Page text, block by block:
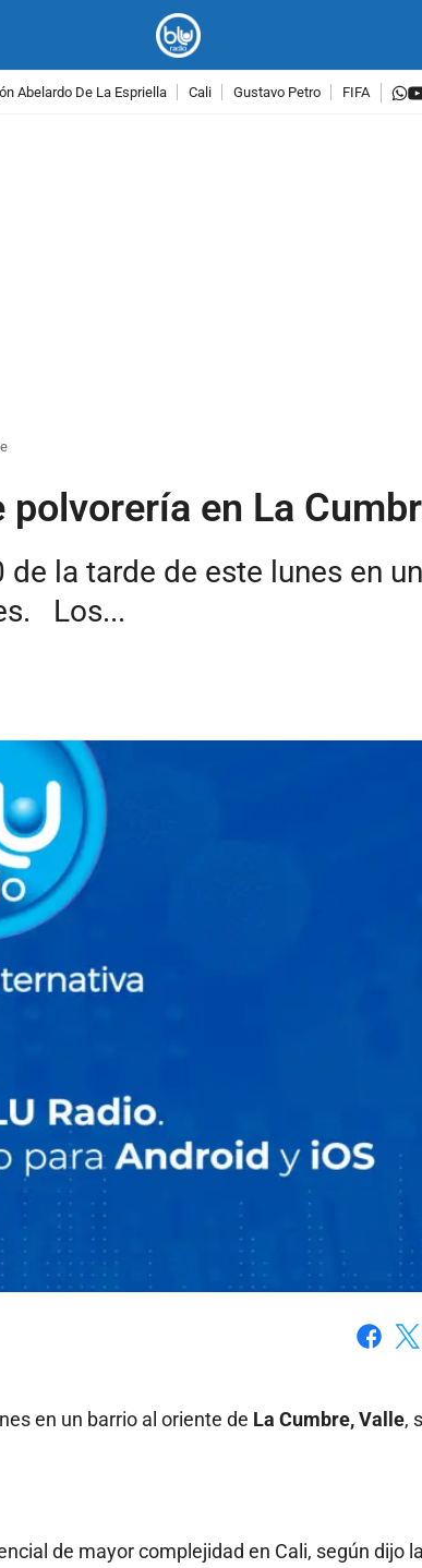
Abelardo De La Espriella Cali Gustavo Petro FIFA
en La
la tarde de este lunes en
Los...
en un barrio al oriente de La Cumbre, Valle,
de mayor complejidad en Cali, según dijo